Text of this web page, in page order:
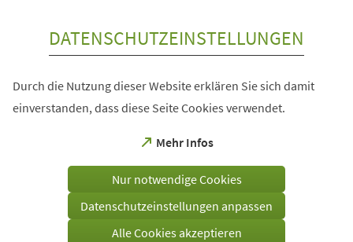
DATENSCHUTZEINSTELLUNGEN
Durch die Nutzung dieser Website erklären Sie sich damit
einverstanden, dass diese Seite Cookies verwendet.
Mehr Infos
(Öffnet
einem
Tab)
Nur notwendige Cookies
Datenschutzeinstellungen anpassen
Alle Cookies akzeptieren